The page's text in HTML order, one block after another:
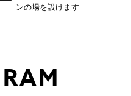
ンの場を設けます